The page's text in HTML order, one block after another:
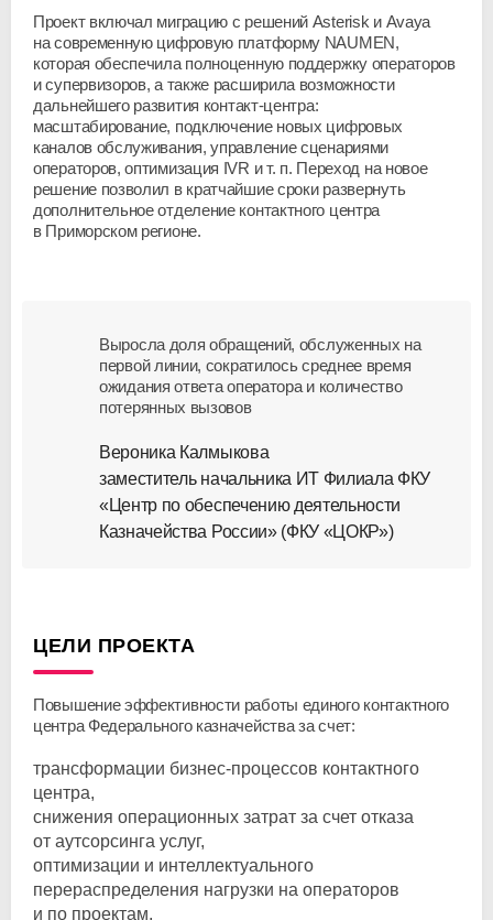
Проект включал миграцию с решений Asterisk и Avaya
на современную цифровую платформу NAUMEN,
которая обеспечила полноценную поддержку операторов
и супервизоров, а также расширила возможности
дальнейшего развития контакт-центра:
масштабирование, подключение новых цифровых
каналов обслуживания, управление сценариями
операторов, оптимизация IVR и т. п. Переход на новое
решение позволил в кратчайшие сроки развернуть
дополнительное отделение контактного центра
в Приморском регионе.
Выросла доля обращений, обслуженных на
первой линии, сократилось среднее время
ожидания ответа оператора и количество
потерянных вызовов
Вероника Калмыкова
заместитель начальника ИТ Филиала ФКУ
«Центр по обеспечению деятельности
Казначейства России» (ФКУ «ЦОКР»)
ЦЕЛИ ПРОЕКТА
Повышение эффективности работы единого контактного
центра Федерального казначейства за счет:
трансформации бизнес-процессов контактного
центра,
снижения операционных затрат за счет отказа
от аутсорсинга услуг,
оптимизации и интеллектуального
перераспределения нагрузки на операторов
и по проектам,